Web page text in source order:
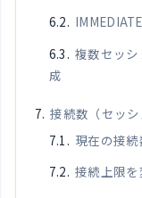
複数セッ
成
接続数（セッ
現在の接
接続上限を